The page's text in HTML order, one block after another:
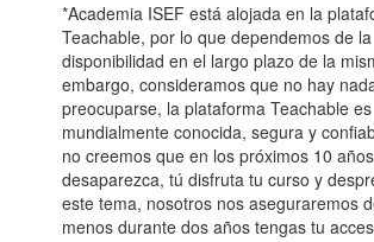
*Academia ISEF está alojada en la
Teachable, por lo que dependemos de la
disponibilidad en el largo plazo de la
embargo, consideramos que no hay
preocuparse, la plataforma Teachable es
mundialmente conocida, segura y
no creemos que en los próximos 10 años
desaparezca, tú disfruta tu curso y
este tema, nosotros nos aseguraremos
menos durante dos años tengas tu